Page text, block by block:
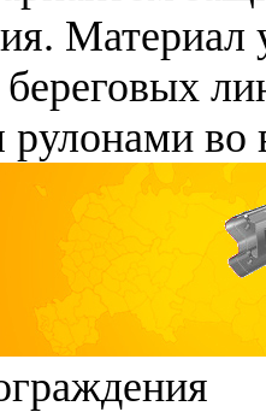
Материал
рулонами